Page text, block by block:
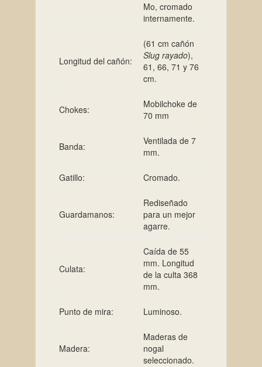
Mo, cromado
internamente.
Longitud del cañón:
(61 cm cañón
Slug rayado),
61, 66, 71 y 76
cm.
Chokes:
Mobilchoke de
70 mm
Banda:
Ventilada de 7
mm.
Gatillo: Cromado.
Guardamanos:
Rediseñado
para un mejor
agarre.
Culata:
Caída de 55
mm. Longitud
de la culta 368
mm.
Punto de mira: Luminoso.
Madera:
Maderas de
nogal
seleccionado.